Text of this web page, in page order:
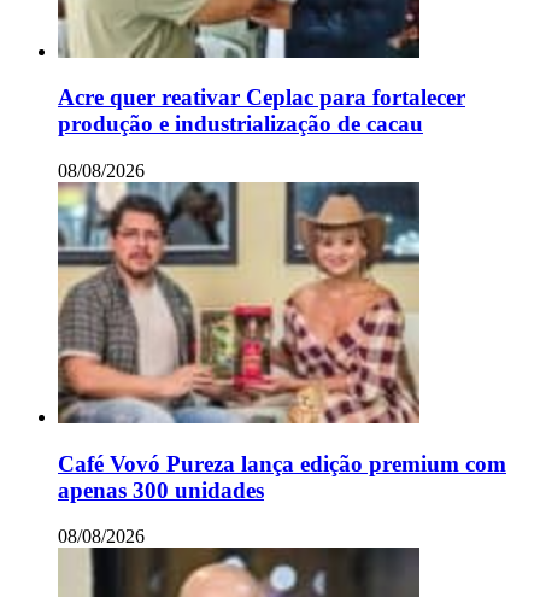
Acre quer reativar Ceplac para fortalecer
produção e industrialização de cacau
08/08/2026
Café Vovó Pureza lança edição premium com
apenas 300 unidades
08/08/2026